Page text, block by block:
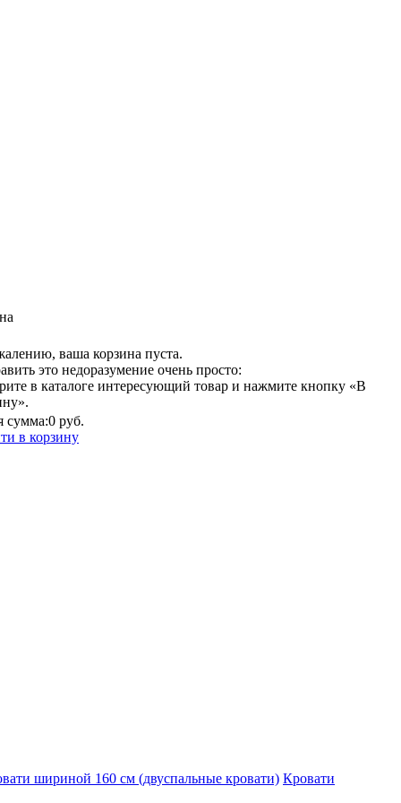
ваша корзина пуста.
это недоразумение очень просто:
в каталоге интересующий товар и нажмите кнопку «В
сумма:0 руб.
в корзину
шириной 160 см (двуспальные кровати) Кровати